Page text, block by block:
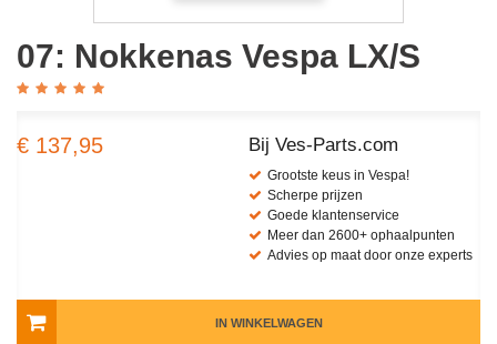
07: Nokkenas Vespa LX/S
€ 137,95 Bij Ves-Parts.com
Grootste keus in Vespa!
Scherpe prijzen
Goede klantenservice
Meer dan 2600+ ophaalpunten
Advies op maat door onze experts
IN WINKELWAGEN